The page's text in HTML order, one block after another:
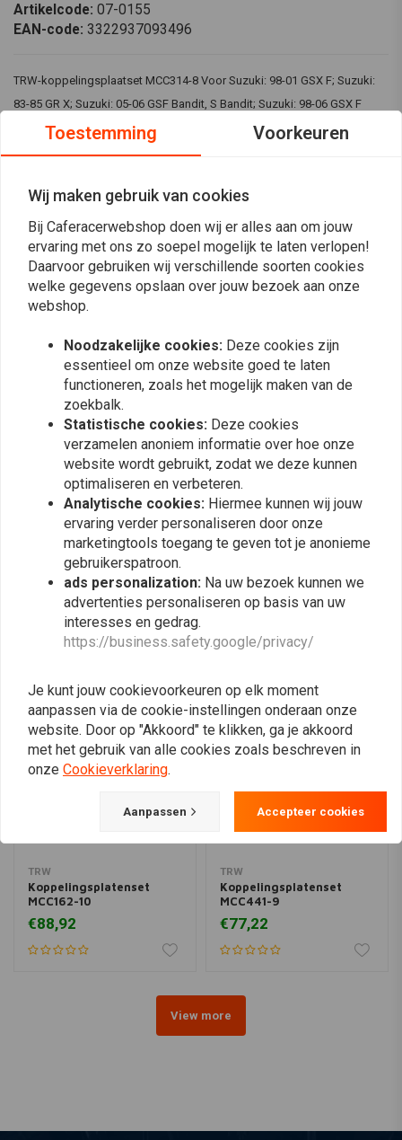
Artikelcode: 07-0155
EAN-code: 3322937093496
TRW-koppelingsplaatset MCC314-8 Voor Suzuki: 98-01 GSX F; Suzuki:
83-85 GR X; Suzuki: 05-06 GSF Bandit, S Bandit; Suzuki: 98-06 GSX F
TRW, ook wel bekend als Lucas, of Lucas TRW, staat voor
kwaliteitsproducten die tot de beste op de markt behoren. Daarom
TRW is een premium merk dat wij persoonlijk vaak prefereren boven
andere merken als het gaat om koppelings- en remdelen. De prijs is
goed en de kwaliteit ook! U kunt de juiste TRW-producten vinden via
onze zoekfunctie of gewoon door te bladeren!
BELANGRIJK: de afbeelding is alleen ter indicatie. Om de kit visueel te
controleren, kunt u de website van all balls bezoeken. De gekochte set
past bij uw motorfiets.
Lees meer
Reviews
(0 beoordelingen)
Plaats ook een review
Vergelijkbare producten
TRW
Koppelingsplatenset
MCC162-10
€88,92
TRW
Koppelingsplatenset
MCC441-9
€77,22
View more
Toestemming Voorkeuren
Wij maken gebruik van cookies
Bij Caferacerwebshop doen wij er alles aan om jouw
ervaring met ons zo soepel mogelijk te laten verlopen!
Daarvoor gebruiken wij verschillende soorten cookies
welke gegevens opslaan over jouw bezoek aan onze
webshop.
Noodzakelijke cookies: Deze cookies zijn
essentieel om onze website goed te laten
functioneren, zoals het mogelijk maken van de
zoekbalk.
Statistische cookies: Deze cookies
verzamelen anoniem informatie over hoe onze
website wordt gebruikt, zodat we deze kunnen
optimaliseren en verbeteren.
Analytische cookies: Hiermee kunnen wij jouw
ervaring verder personaliseren door onze
marketingtools toegang te geven tot je anonieme
gebruikerspatroon.
ads personalization: Na uw bezoek kunnen we
advertenties personaliseren op basis van uw
interesses en gedrag.
https://business.safety.google/privacy/
Je kunt jouw cookievoorkeuren op elk moment
aanpassen via de cookie-instellingen onderaan onze
website. Door op "Akkoord" te klikken, ga je akkoord
met het gebruik van alle cookies zoals beschreven in
onze Cookieverklaring.
Aanpassen Accepteer cookies